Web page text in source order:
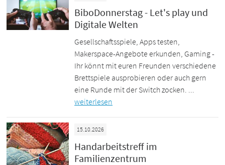
BiboDonnerstag - Let's play und
Digitale Welten
Gesellschaftsspiele, Apps testen,
Makerspace-Angebote erkunden, Gaming -
Ihr könnt mit euren Freunden verschiedene
Brettspiele ausprobieren oder auch gern
eine Runde mit der Switch zocken. ...
weiterlesen
15.10.2026
Handarbeitstreff im
Familienzentrum